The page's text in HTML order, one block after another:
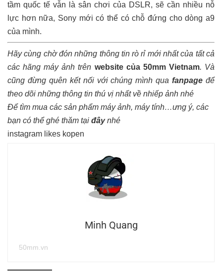
tầm quốc tế vẫn là sân chơi của DSLR, sẽ cần nhiều nỗ
lực hơn nữa, Sony mới có thể có chỗ đứng cho dòng a9
của mình.
Hãy cùng chờ đón những thông tin rò rỉ mới nhất của tất cả
các hãng máy ảnh trên website của 50mm Vietnam. Và
cũng đừng quên kết nối với chúng mình quafanpage để
theo dõi những thông tin thú vị nhất về nhiếp ảnh nhé
Để tìm mua các sản phẩm máy ảnh, máy tính…ưng ý, các
bạn có thể ghé thăm tại đâynhé
instagram likes kopen
Minh Quang
50mm.vn